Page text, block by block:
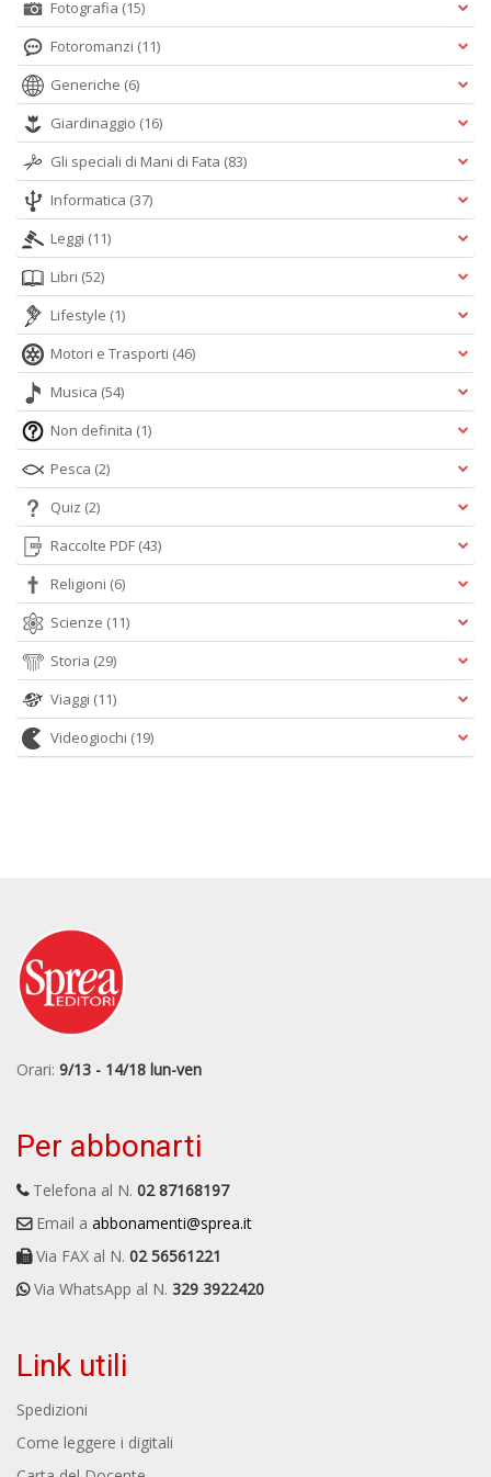
Fotografia (15)
Fotoromanzi (11)
Generiche (6)
Giardinaggio (16)
Gli speciali di Mani di Fata (83)
Informatica (37)
Leggi (11)
Libri (52)
Lifestyle (1)
Motori e Trasporti (46)
Musica (54)
Non definita (1)
Pesca (2)
Quiz (2)
Raccolte PDF (43)
Religioni (6)
Scienze (11)
Storia (29)
Viaggi (11)
Videogiochi (19)
Orari: 9/13 - 14/18 lun-ven
Per abbonarti
Telefona al N. 02 87168197
Email a abbonamenti@sprea.it
Via FAX al N. 02 56561221
Via WhatsApp al N. 329 3922420
Link utili
Spedizioni
Come leggere i digitali